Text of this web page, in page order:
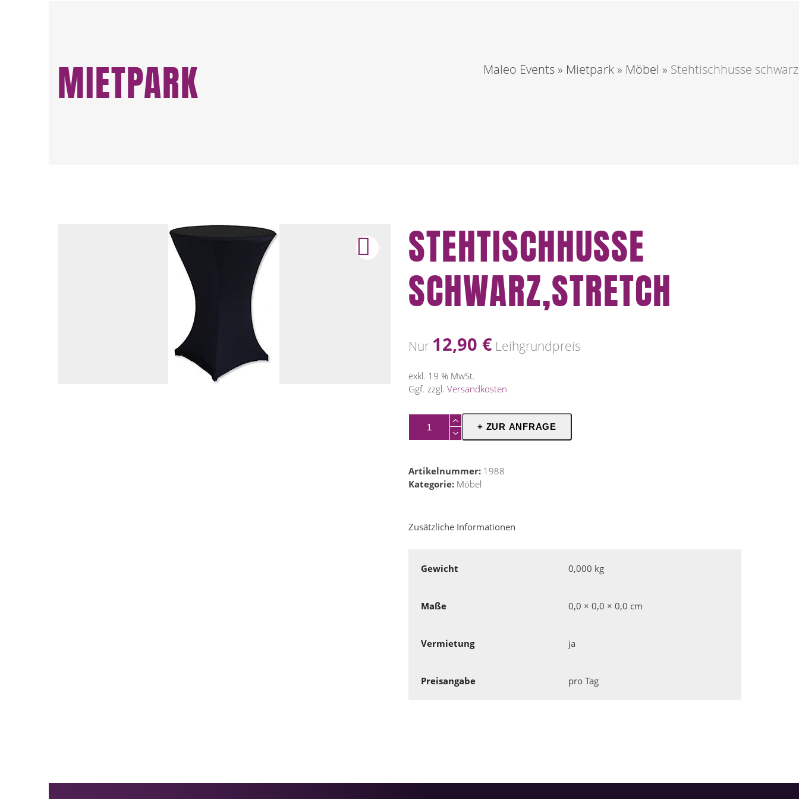
MIETPARK Maleo Events » Mietpark » Möbel » Stehtischhusse
STEHTISCHHUSSE
SCHWARZ,STRETCH
Nur 12,90 € Leihgrundpreis
exkl. 19 % MwSt.
Ggf. zzgl. Versandkosten
Stehtischhusse
schwarz,stretch
+ ZUR ANFRAGE
Artikelnummer: 1988
Kategorie: Möbel
Zusätzliche Informationen
Gewicht 0,000 kg
Maße 0,0 × 0,0 × 0,0 cm
Vermietung ja
Preisangabe pro Tag